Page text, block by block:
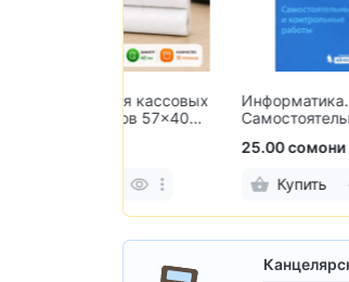
Информатика. 5 класс.
Самостоятельные и
25.00 сомони